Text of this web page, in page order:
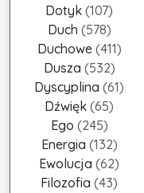
Dotyk (107)
Duch (578)
Duchowe (411)
Dusza (532)
Dyscyplina (61)
Dźwięk (65)
Ego (245)
Energia (132)
Ewolucja (62)
Filozofia (43)